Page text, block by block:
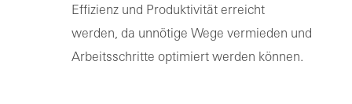
Effizienz und Produktivität erreicht
werden, da unnötige Wege vermieden und
Arbeitsschritte optimiert werden können.